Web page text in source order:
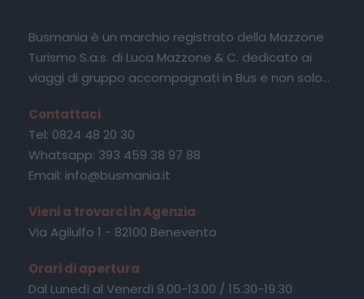
Busmania è un marchio registrato della Mazzone
Turismo S.a.s. di Luca Mazzone & C. dedicato ai
viaggi di gruppo accompagnati in Bus e non solo...
Contattaci
Tel: 0824 48 20 30
Whatsapp: 393 459 38 97 88
Email: info@busmania.it
Vieni a trovarci in Agenzia
Via Agilulfo 1 - 82100 Benevento
Orari di apertura
Dal Lunedì al Venerdì 9.00-13.00 / 15.30-19.30